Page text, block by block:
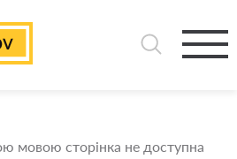
мовою сторінка не доступна